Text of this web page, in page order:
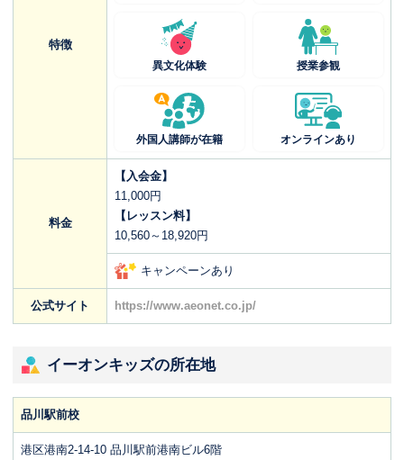
特徴
異文化体験 授業参観
外国人講師が在籍 オンラインあり
料金
【入会金】
11,000円
【レッスン料】
10,560～18,920円
キャンペーンあり
公式サイト https://www.aeonet.co.jp/
イーオンキッズの所在地
品川駅前校
港区港南2-14-10 品川駅前港南ビル6階